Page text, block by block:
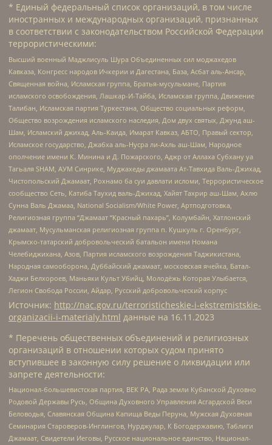
* Единый федеральный список организаций, в том числе
иностранных и международных организаций, признанных
в соответствии с законодательством Российской Федерации
террористическими:
Высший военный Маджлисуль Шура Объединенных сил моджахедов
Кавказа, Конгресс народов Ичкерии и Дагестана, База, Асбат аль-Ансар,
Священная война, Исламская группа, Братья-мусульмане, Партия
исламского освобождения, Лашкар-И-Тайба, Исламская группа, Движение
Талибан, Исламская партия Туркестана, Общество социальных реформ,
Общество возрождения исламского наследия, Дом двух святых, Джунд аш-
Шам, Исламский джихад, Аль-Каида, Имарат Кавказ, АБТО, Правый сектор,
Исламское государство, Джабха аль-Нусра ли-Ахль аш-Шам, Народное
ополчение имени К. Минина и Д. Пожарского, Аджр от Аллаха Субхану уа
Тагьаля SHAM, АУМ Синрике, Муджахеды джамаата Ат-Тавхида Валь-Джихад,
Чистопольский Джамаат, Рохнамо ба суи давлати исломи, Террористическое
сообщество Сеть, Катиба Таухид валь-Джихад, Хайят Тахрир аш-Шам, Ахлю
Сунна Валь Джамаа, National Socialism/White Power, Артподготовка,
Религиозная группа “Джамаат “Красный пахарь”, Колумбайн, Хатлонский
джамаат, Мусульманская религиозная группа п. Кушкуль г. Оренбург,
Крымско-татарский добровольческий батальон имени Номана
Челебиджихана, Азов, Партия исламского возрождения Таджикистана,
Народная самооборона, Дуббайский джамаат, московская ячейка, Батал-
Хаджи Белхороев, Маньяки Культ Убийц, Молодёжь Которая Улыбается,
Легион Свобода России, Айдар, Русский добровольческий корпус
Источник: http://nac.gov.ru/terroristicheskie-i-ekstremistskie-
organizacii-i-materialy.html данные на 16.11.2023
* Перечень общественных объединений и религиозных
организаций в отношении которых судом принято
вступившее в законную силу решение о ликвидации или
запрете деятельности:
Национал-большевистская партия, ВЕК РА, Рада земли Кубанской Духовно
Родовой Державы Русь, Община Духовного Управления Асгардской Веси
Беловодья, Славянская Община Капища Веды Перуна, Мужская Духовная
Семинария Староверов-Инглингов, Нурджулар, К Богодержавию, Таблиги
Джамаат, Свидетели Иеговы, Русское национальное единство, Национал-